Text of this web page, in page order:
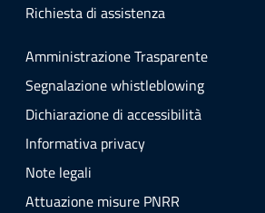
Richiesta di assistenza
Amministrazione Trasparente
Segnalazione whistleblowing
Dichiarazione di accessibilità
Informativa privacy
Note legali
Attuazione misure PNRR